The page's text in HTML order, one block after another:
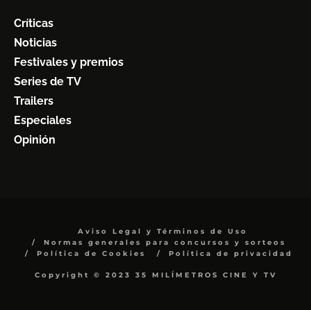
Críticas
Noticias
Festivales y premios
Series de TV
Trailers
Especiales
Opinión
Aviso Legal y Términos de Uso
Normas generales para concursos y sorteos
Política de Cookies
Política de privacidad
Copyright © 2023 35 MILÍMETROS CINE Y TV